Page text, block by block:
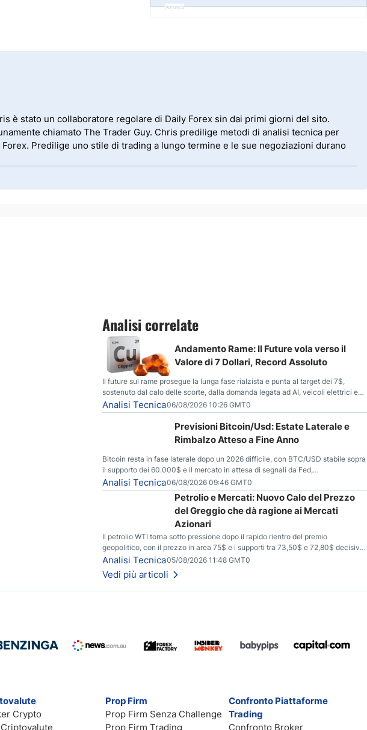
Annuncio
è stato un collaboratore regolare di Daily Forex sin dai primi giorni del sito.
chiamato The Trader Guy. Chris predilige metodi di analisi tecnica per
Predilige uno stile di trading a lungo termine e le sue negoziazioni durano
Analisi correlate
Andamento Rame: Il Future vola verso il
Valore di 7 Dollari, Record Assoluto
Il future sul rame prosegue la lunga fase rialzista e punta al target dei 7$,
sostenuto dal calo delle scorte, dalla domanda legata ad AI, veicoli elettrici e
reti energetiche, e dai timori di deficit produttivo dal 2028.
Analisi Tecnica06/08/2026 10:26 GMT0
Previsioni Bitcoin/Usd: Estate Laterale e
Rimbalzo Atteso a Fine Anno
Bitcoin resta in fase laterale dopo un 2026 difficile, con BTC/USD stabile sopra
il supporto dei 60.000$ e il mercato in attesa di segnali da Fed,
regolamentazione USA ed elezioni di medio termine.
Analisi Tecnica06/08/2026 09:46 GMT0
Petrolio e Mercati: Nuovo Calo del Prezzo
del Greggio che dà ragione ai Mercati
Azionari
Il petrolio WTI torna sotto pressione dopo il rapido rientro del premio
geopolitico, con il prezzo in area 75$ e i supporti tra 73,50$ e 72,80$ decisivi
per capire se il ribasso potrà estendersi verso quota 70$.
Analisi Tecnica05/08/2026 11:48 GMT0
Vedi più articoli
Crypto
Prop Firm
Prop Firm Senza Challenge
Prop Firm Trading
Confronto Piattaforme
Trading
Confronto Broker